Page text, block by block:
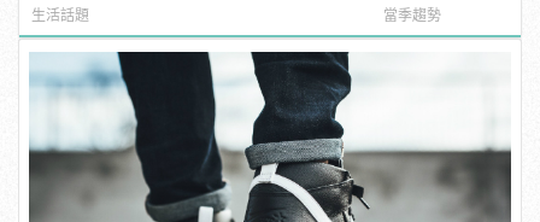
人會做的噁事！
生活話題
中！
當季趨勢